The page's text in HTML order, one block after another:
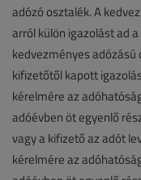
adózó osztalék. A
arról külön igazolást ad
kedvezményes
kifizetőtől kapott
kérelmére az
adóévben öt egyenlő
vagy a kifizető az adót
kérelmére az